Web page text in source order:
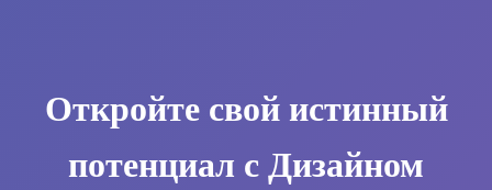
Откройте свой истинный
потенциал с Дизайном